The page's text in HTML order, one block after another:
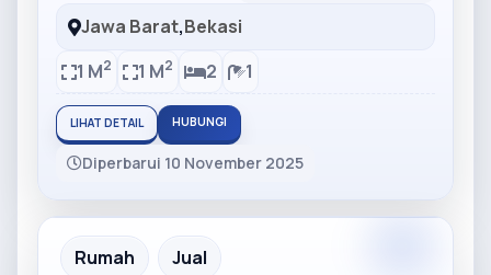
Jawa Barat,Bekasi
1 M2 1 M2 2 1
LIHAT DETAIL HUBUNGI
Diperbarui 10 November 2025
Partner Ad
Rumah Jual